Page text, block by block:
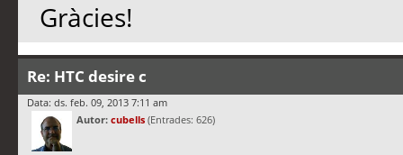
Gràcies!
Re: HTC desire c
Data: ds. feb. 09, 2013 7:11 am
Autor: cubells (Entrades: 626)